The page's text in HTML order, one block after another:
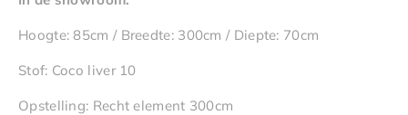
Hoogte: 85cm / Breedte: 300cm / Diepte: 70cm
Stof: Coco liver 10
Opstelling: Recht element 300cm